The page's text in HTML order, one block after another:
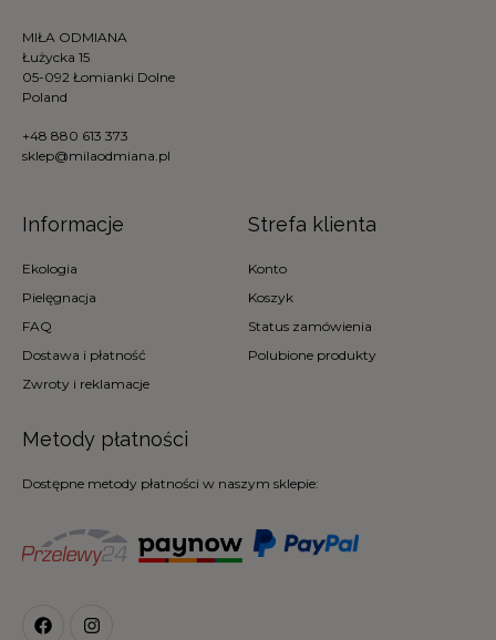
MIŁA ODMIANA
Łużycka 15
05-092 Łomianki Dolne
Poland
+48 880 613 373
sklep@milaodmiana.pl
Informacje
Ekologia
Pielęgnacja
FAQ
Dostawa i płatność
Zwroty i reklamacje
Strefa klienta
Konto
Koszyk
Status zamówienia
Polubione produkty
Metody płatności
Dostępne metody płatności w naszym sklepie: